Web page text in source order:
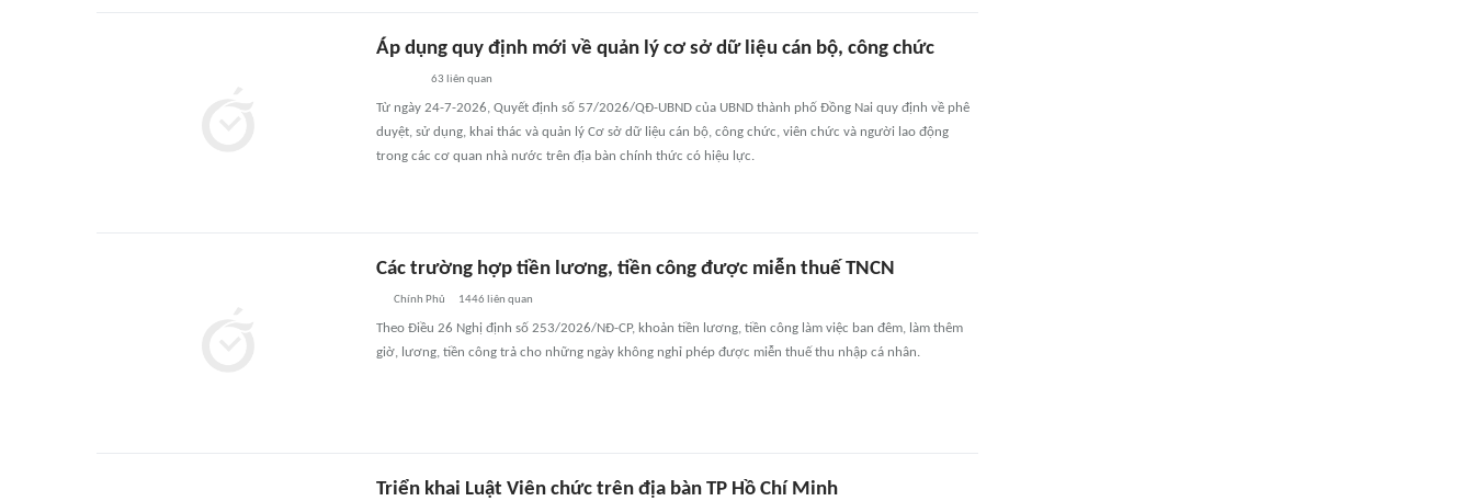
Áp dụng quy định mới về quản lý cơ sở dữ liệu cán bộ, công chức
63 liên quan
Từ ngày 24-7-2026, Quyết định số 57/2026/QĐ-UBND của UBND thành phố Đồng Nai quy định về phê
duyệt, sử dụng, khai thác và quản lý Cơ sở dữ liệu cán bộ, công chức, viên chức và người lao động
trong các cơ quan nhà nước trên địa bàn chính thức có hiệu lực.
Các trường hợp tiền lương, tiền công được miễn thuế TNCN
Chính Phủ 1446 liên quan
Theo Điều 26 Nghị định số 253/2026/NĐ-CP, khoản tiền lương, tiền công làm việc ban đêm, làm thêm
giờ, lương, tiền công trả cho những ngày không nghỉ phép được miễn thuế thu nhập cá nhân.
Triển khai Luật Viên chức trên địa bàn TP Hồ Chí Minh